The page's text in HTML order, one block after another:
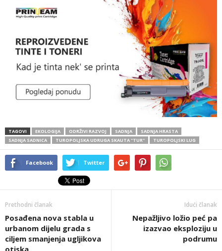
TAGOVI EKOLOGIJA ODRŽIVI RAZVOJ SADNJA
SADNJA HRASTA
SADNJA SADNICA
TUROPOLJSKA UDRUGA SKAUTA ''TUR'' TUROPOLJSKI LUG
Facebook Twitter
Prethodni članak
Posađena nova stabla u
urbanom dijelu grada s
ciljem smanjenja ugljikova
otiska
Idući članak
Nepažljivo ložio peć pa
izazvao eksploziju u
podrumu